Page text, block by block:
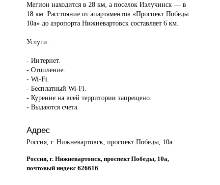
Мегион находится в 28 км, а поселок Излучинск — в
18 км. Расстояние от апартаментов «Проспект Победы
10а» до аэропорта Нижневартовск составляет 6 км.
Услуги:
- Интернет.
- Отопление.
- Wi-Fi.
- Бесплатный Wi-Fi.
- Курение на всей территории запрещено.
- Выдаются счета.
Адрес
Россия, г. Нижневартовск, проспект Победы, 10а
Россия, г. Нижневартовск, проспект Победы, 10а,
почтовый индекс 626616